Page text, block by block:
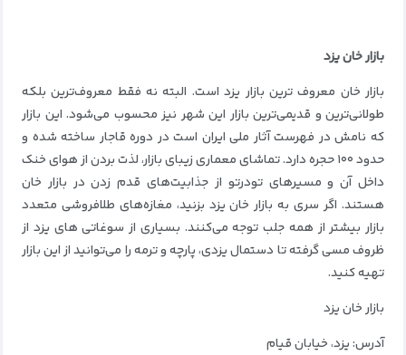
بازار خان یزد
بازار خان معروف ترین بازار یزد است. البته نه فقط معروف‌ترین بلکه
طولانی‌ترین و قدیمی‌ترین بازار این شهر نیز محسوب می‌شود. این بازار
که نامش در فهرست آثار ملی ایران است در دوره قاجار ساخته شده و
حدود ۱۰۰ حجره دارد. تماشای معماری زیبای بازار، لذت بردن از هوای خنک
داخل آن و مسیرهای تودرتو از جذابیت‌های قدم زدن در بازار خان
هستند. اگر سری به بازار خان یزد بزنید، مغازه‌های طلافروشی متعدد
بازار بیشتر از همه جلب توجه می‌کنند. بسیاری از سوغاتی های یزد از
ظروف مسی گرفته تا دستمال یزدی، پارچه و ترمه را می‌توانید از این بازار
تهیه کنید.
بازار خان یزد
آدرس: یزد، خیابان قیام